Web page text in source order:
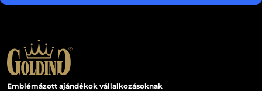
Emblémázott ajándékok vállalkozásoknak